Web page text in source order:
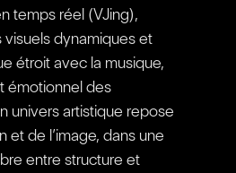
temps réel (VJing),
dynamiques et
étroit avec la musique,
émotionnel des
univers artistique repose
et de l’image, dans une
entre structure et